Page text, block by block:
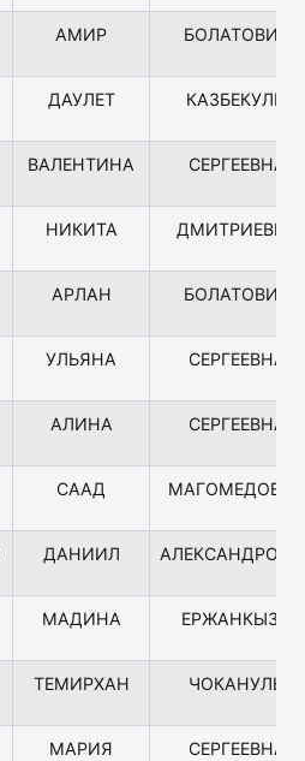
АМИР БОЛАТОВИЧ
ДАУЛЕТ КАЗБЕКУЛЫ
ВАЛЕНТИНА СЕРГЕЕВНА
НИКИТА ДМИТРИЕВИЧ
АРЛАН БОЛАТОВИЧ
УЛЬЯНА СЕРГЕЕВНА
АЛИНА СЕРГЕЕВНА
СААД МАГОМЕДОВИЧ
ДАНИИЛ
МАДИНА ЕРЖАНКЫЗЫ
ТЕМИРХАН ЧОКАНУЛЫ
МАРИЯ СЕРГЕЕВНА